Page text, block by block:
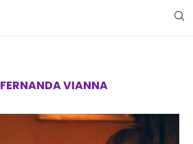
FERNANDA VIANNA